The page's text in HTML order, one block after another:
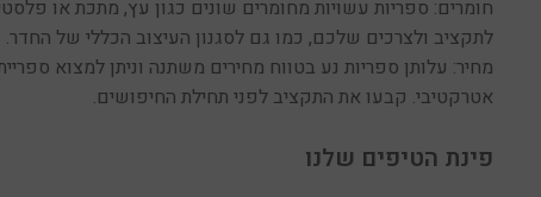
חומרים: ספריות עשויות מחומרים שונים כגון עץ, מתכת או
לתקציב ולצרכים שלכם, כמו גם לסגנון העיצוב הכללי של החדר.
מחיר: עלותן ספריות נע בטווח מחירים משתנה וניתן למצוא
אטרקטיבי. קבעו את התקציב לפני תחילת החיפושים.
פינת הטיפים שלנו